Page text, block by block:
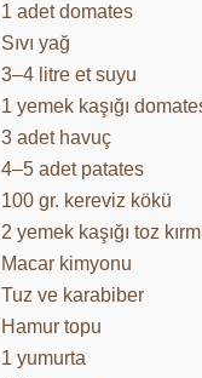
1 adet domates
Sıvı yağ
3–4 litre et suyu
1 yemek kaşığı
3 adet havuç
4–5 adet patates
100 gr. kereviz kökü
2 yemek kaşığı toz
Macar kimyonu
Tuz ve karabiber
Hamur topu
1 yumurta